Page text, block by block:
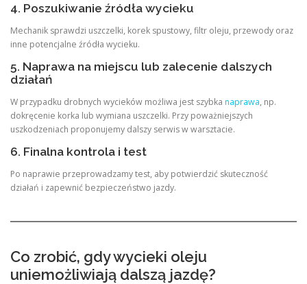
4. Poszukiwanie źródła wycieku
Mechanik sprawdzi uszczelki, korek spustowy, filtr oleju, przewody oraz
inne potencjalne źródła wycieku.
5. Naprawa na miejscu lub zalecenie dalszych
działań
W przypadku drobnych wycieków możliwa jest szybka naprawa, np.
dokręcenie korka lub wymiana uszczelki. Przy poważniejszych
uszkodzeniach proponujemy dalszy serwis w warsztacie.
6. Finalna kontrola i test
Po naprawie przeprowadzamy test, aby potwierdzić skuteczność
działań i zapewnić bezpieczeństwo jazdy.
Co zrobić, gdy wycieki oleju
uniemożliwiają dalszą jazdę?